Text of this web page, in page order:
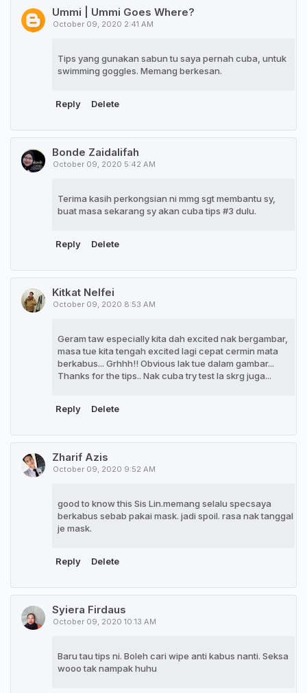
Ummi | Ummi Goes Where?
October 09, 2020 2:41 AM
Tips yang gunakan sabun tu saya pernah cuba, untuk
swimming goggles. Memang berkesan.
Reply Delete
Bonde Zaidalifah
October 09, 2020 5:42 AM
Terima kasih perkongsian ni mmg sgt membantu sy,
buat masa sekarang sy akan cuba tips #3 dulu.
Reply Delete
Kitkat Nelfei
October 09, 2020 8:53 AM
Geram taw especially kita dah excited nak bergambar,
masa tue kita tengah excited lagi cepat cermin mata
berkabus... Grhhh!! Obvious lak tue dalam gambar...
Thanks for the tips.. Nak cuba try test la skrg juga...
Reply Delete
Zharif Azis
October 09, 2020 9:52 AM
good to know this Sis Lin.memang selalu specsaya
berkabus sebab pakai mask. jadi spoil. rasa nak tanggal
je mask.
Reply Delete
Syiera Firdaus
October 09, 2020 10:13 AM
Baru tau tips ni. Boleh cari wipe anti kabus nanti. Seksa
wooo tak nampak huhu